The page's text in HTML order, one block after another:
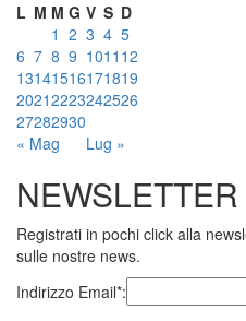
L M M G V S D
« Mag Lug »
1 2 3 4 5
6 7 8 9 1011 12
13141516171819
20212223242526
27282930
NEWSLETTER
Registrati in pochi click alla
sulle nostre news.
Indirizzo Email*: